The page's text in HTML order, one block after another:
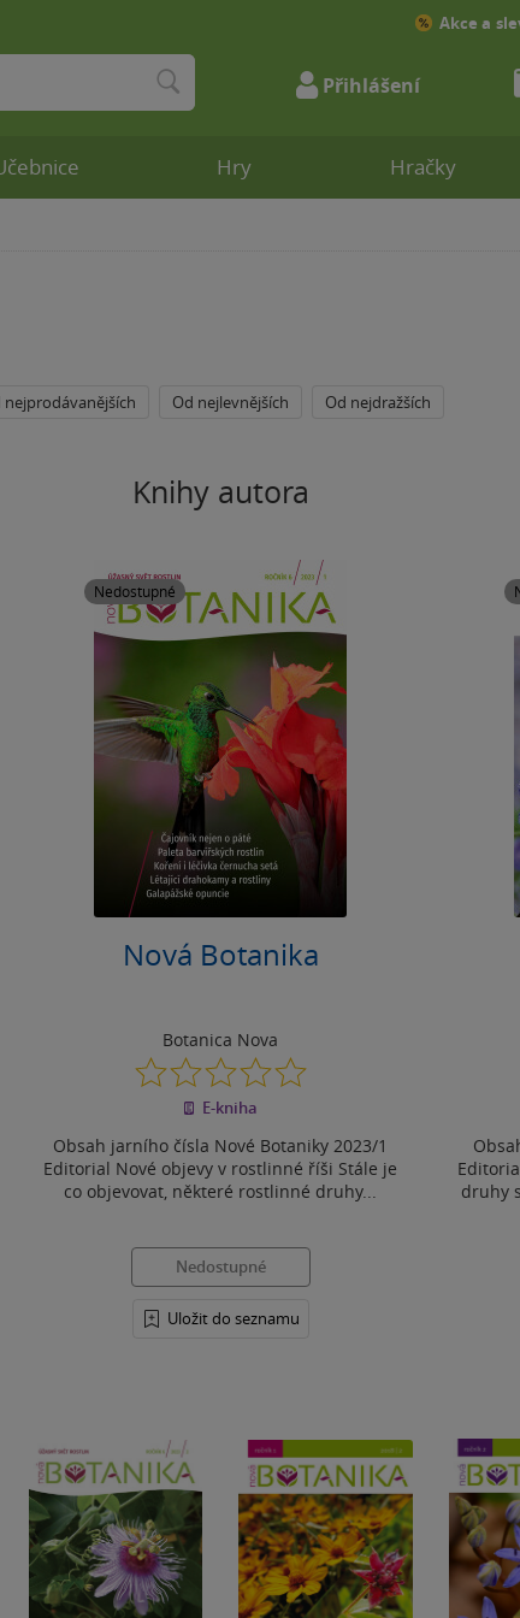
nejprodávanějších Od nejlevnějších Od nejdražších
Knihy autora
Nedostupné
Nová Botanika
Botanica Nova
0.0
z
5
E-kniha
Obsah jarního čísla Nové Botaniky 2023/1
Editorial Nové objevy v rostlinné říši Stále je
co objevovat, některé rostlinné druhy...
Nedostupné
Uložit do seznamu
druhy
Hry Hračky
Akce a
Přihlášení